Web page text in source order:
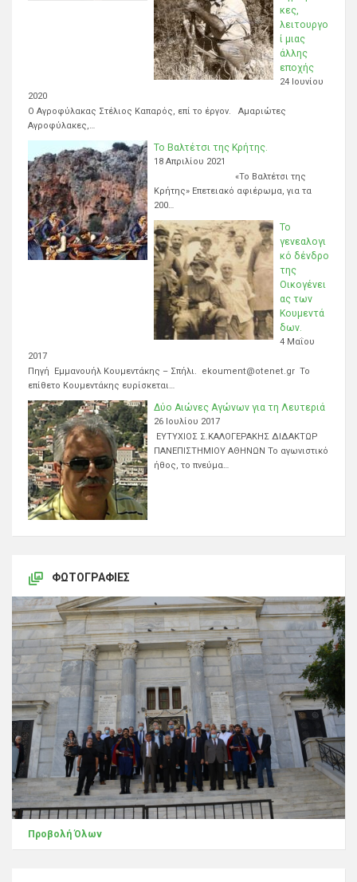
κες,
λειτουργο
ί μιας
άλλης
εποχής
24 Ιουνίου
2020
Ο Αγροφύλακας Στέλιος Καπαρός, επί το έργον. Αμαριώτες
Αγροφύλακες,…
Το Βαλτέτσι της Κρήτης.
18 Απριλίου 2021
«Το Βαλτέτσι της
Κρήτης» Επετειακό αφιέρωμα, για τα
200…
Το
γενεαλογι
κό δένδρο
της
Οικογένει
ας των
Κουμεντά
δων.
4 Μαΐου
2017
Πηγή Εμμανουήλ Κουμεντάκης – Σπήλι. ekoument@otenet.gr Το
επίθετο Κουμεντάκης ευρίσκεται…
Δύο Αιώνες Αγώνων για τη Λευτεριά
26 Ιουλίου 2017
ΕΥΤΥΧΙΟΣ Σ.ΚΑΛΟΓΕΡΑΚΗΣ ΔΙΔΑΚΤΩΡ
ΠΑΝΕΠΙΣΤΗΜΙΟΥ ΑΘΗΝΩΝ Το αγωνιστικό
ήθος, το πνεύμα…
ΦΩΤΟΓΡΑΦΊΕΣ
Προβολή Όλων